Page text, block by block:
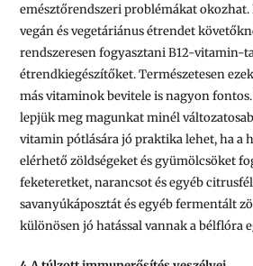
emésztőrendszeri problémákat okozhat.
vegán és vegetáriánus étrendet
rendszeresen fogyasztani B12-vitamin-
étrendkiegészítőket. Természetesen
más vitaminok bevitele is nagyon
lepjük meg magunkat minél
vitamin pótlására jó praktika lehet, ha a
elérhető zöldségeket és gyümölcsöket
feketeretket, narancsot és egyéb
savanyúkáposztát és egyéb fermentált
különösen jó hatással vannak a bélflóra